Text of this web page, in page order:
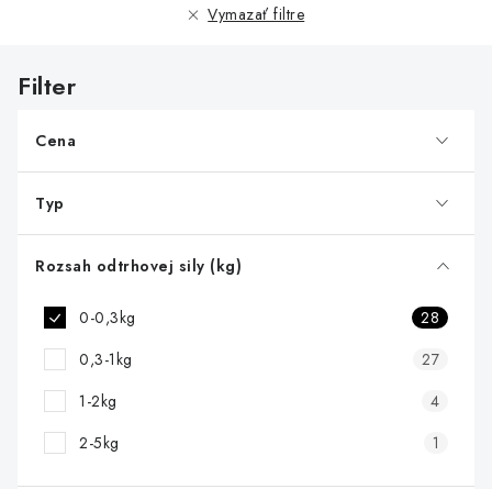
Obchodné podmienky
Ochrana osobných údajov
s
o
u
Vymazať filtre
Cena
Typ
Rozsah odtrhovej sily (kg)
0-0,3kg
28
0,3-1kg
27
1-2kg
4
2-5kg
1